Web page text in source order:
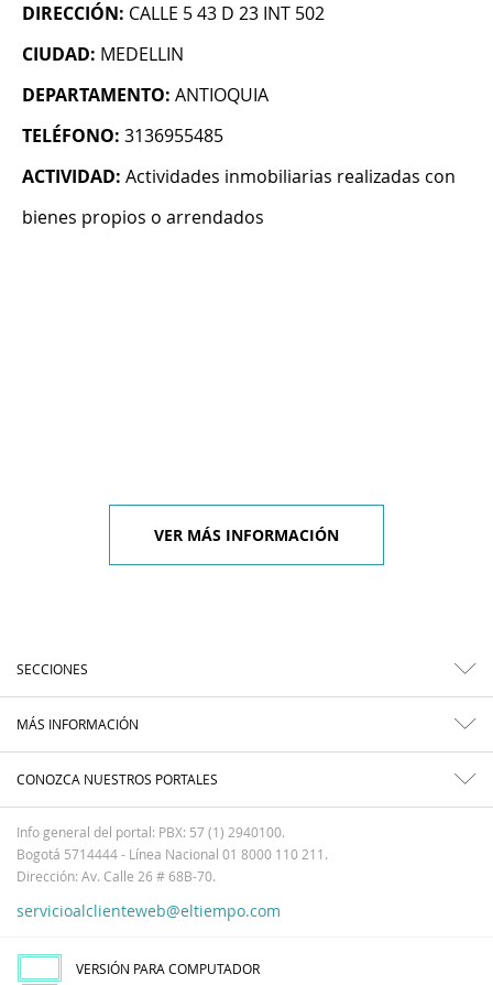
DIRECCIÓN: CALLE 5 43 D 23 INT 502
CIUDAD: MEDELLIN
DEPARTAMENTO: ANTIOQUIA
TELÉFONO: 3136955485
ACTIVIDAD: Actividades inmobiliarias realizadas con
bienes propios o arrendados
VER MÁS INFORMACIÓN
SECCIONES
MÁS INFORMACIÓN
CONOZCA NUESTROS PORTALES
Info general del portal: PBX: 57 (1) 2940100.
Bogotá 5714444 - Línea Nacional 01 8000 110 211.
Dirección: Av. Calle 26 # 68B-70.
servicioalclienteweb@eltiempo.com
VERSIÓN PARA COMPUTADOR